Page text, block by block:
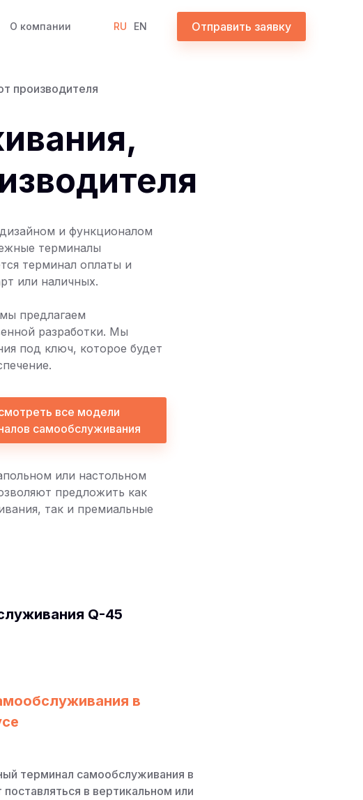
О компании RU EN Отправить заявку
производителя
и функционалом
терминалы
терминал оплаты и
или наличных.
предлагаем
разработки. Мы
под ключ, которое будет
все модели
самообслуживания
или настольном
предложить как
так и премиальные
Q-45
в
терминал самообслуживания в
в вертикальном или